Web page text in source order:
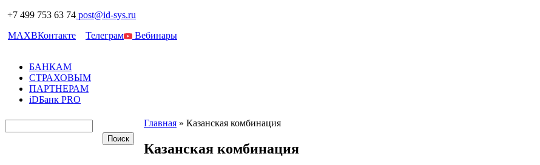
+7 499 753 63 74 post@id-sys.ru
MAXВКонтакте Телеграм Вебинары
БАНКАМ
СТРАХОВЫМ
ПАРТНЕРАМ
iDБанк PRO
Главная » Казанская комбинация
Казанская комбинация